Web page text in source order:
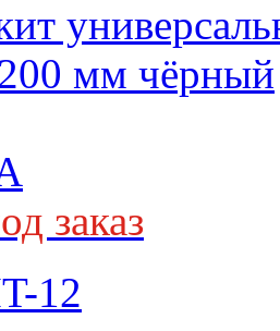
мм чёрный
заказ
12